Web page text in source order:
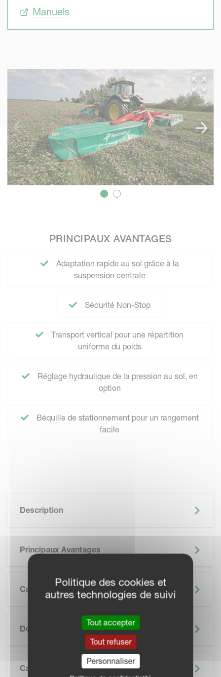
Manuels
PRINCIPAUX AVANTAGES
Adaptation rapide au sol grâce à la
suspension centrale
Sécurité Non-Stop
Transport vertical pour une répartition
uniforme du poids
Réglage hydraulique de la pression au sol, en
option
Béquille de stationnement pour un rangement
facile
Description
Principaux Avantages
Caractéristiques
Documentation
Caractéristiques Techniques
Politique des cookies et
autres technologies de suivi
Tout accepter
Tout refuser
Personnaliser